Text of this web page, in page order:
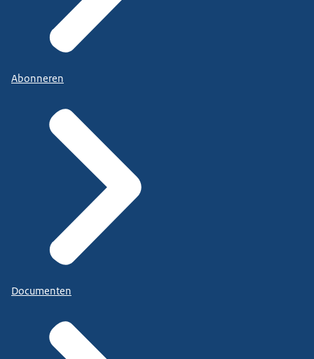
Abonneren
Documenten